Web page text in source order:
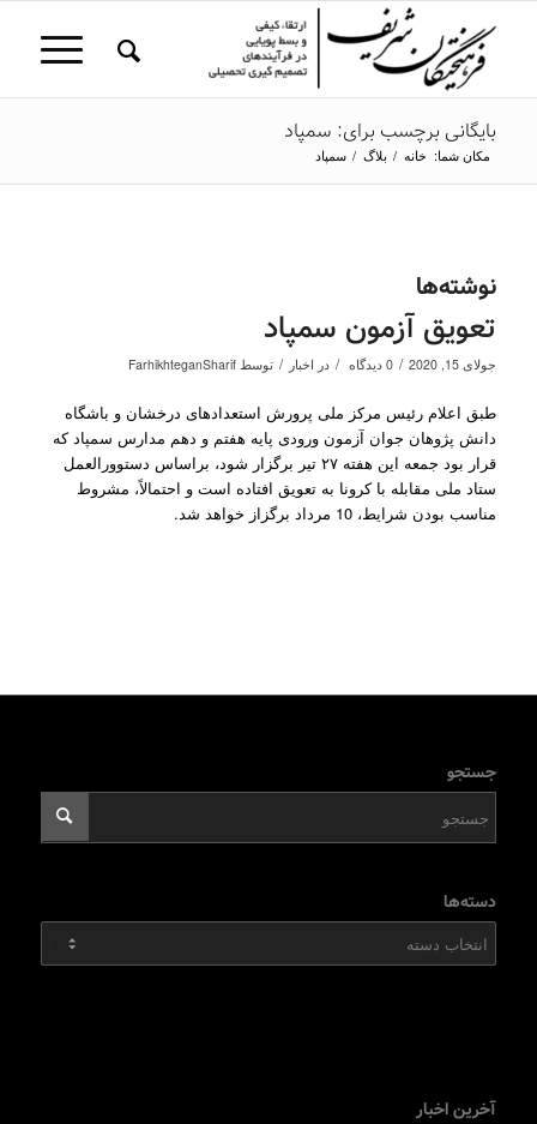
بایگانی برچسب برای: سمپاد
مکان شما: خانه / بلاگ / سمپاد
نوشته‌ها
تعویق آزمون سمپاد
جولای 15, 2020 / 0 دیدگاه / در اخبار / توسط FarhikhteganSharif
طبق اعلام رئیس مرکز ملی پرورش استعدادهای درخشان و باشگاه
دانش پژوهان جوان آزمون ورودی پایه هفتم و دهم مدارس سمپاد که
قرار بود جمعه این هفته ۲۷ تیر برگزار شود، براساس دستوورالعمل
ستاد ملی مقابله با کرونا به تعویق افتاده است و احتمالاً، مشروط
مناسب بودن شرایط، 10 مرداد برگزاز خواهد شد.
جستجو
دسته‌ها
آخرین اخبار